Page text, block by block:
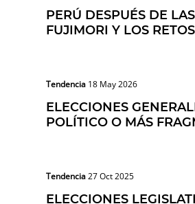
PERÚ DESPUÉS DE
FUJIMORI Y LOS
Tendencia 18 May 2026
ELECCIONES
POLÍTICO O MÁS
Tendencia27 Oct 2025
ELECCIONES